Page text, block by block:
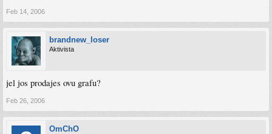
Feb 14, 2006
brandnew_loser
Aktivista
jel jos prodajes ovu grafu?
Feb 26, 2006
OmChO